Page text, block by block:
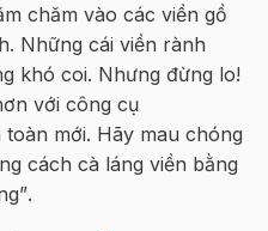
chăm vào các viền gồ
. Những cái viền rành
khó coi. Nhưng đừng lo!
với công cụ
toàn mới. Hãy mau chóng
cách cà láng viền bằng
”.